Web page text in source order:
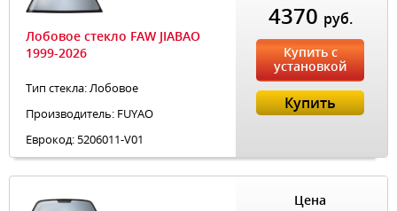
Лобовое стекло FAW JIABAO
1999-2026
Тип стекла: Лобовое
Производитель: FUYAO
Еврокод: 5206011-V01
4370 руб.
Купить с
установкой
Купить
Цена